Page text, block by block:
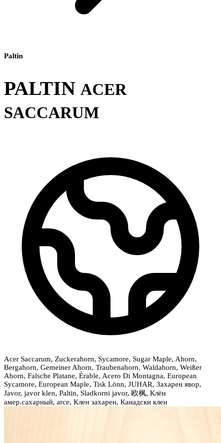
Paltin
PALTIN ACER
SACCARUM
Acer Saccarum, Zuckerahorn, Sycamore, Sugar Maple, Ahorn,
Bergahorn, Gemeiner Ahorn, Traubenahorn, Waldahorn, Weißer
Ahorn, Falsche Platane, Érable, Acero Di Montagna, European
Sycamore, European Maple, Tisk Lönn, JUHAR, Захарен явор,
Javor, javor klen, Paltin, Sladkorni javor, 欧枫, Клён
амер.сахарный, arce, Клен захарен, Канадски клен